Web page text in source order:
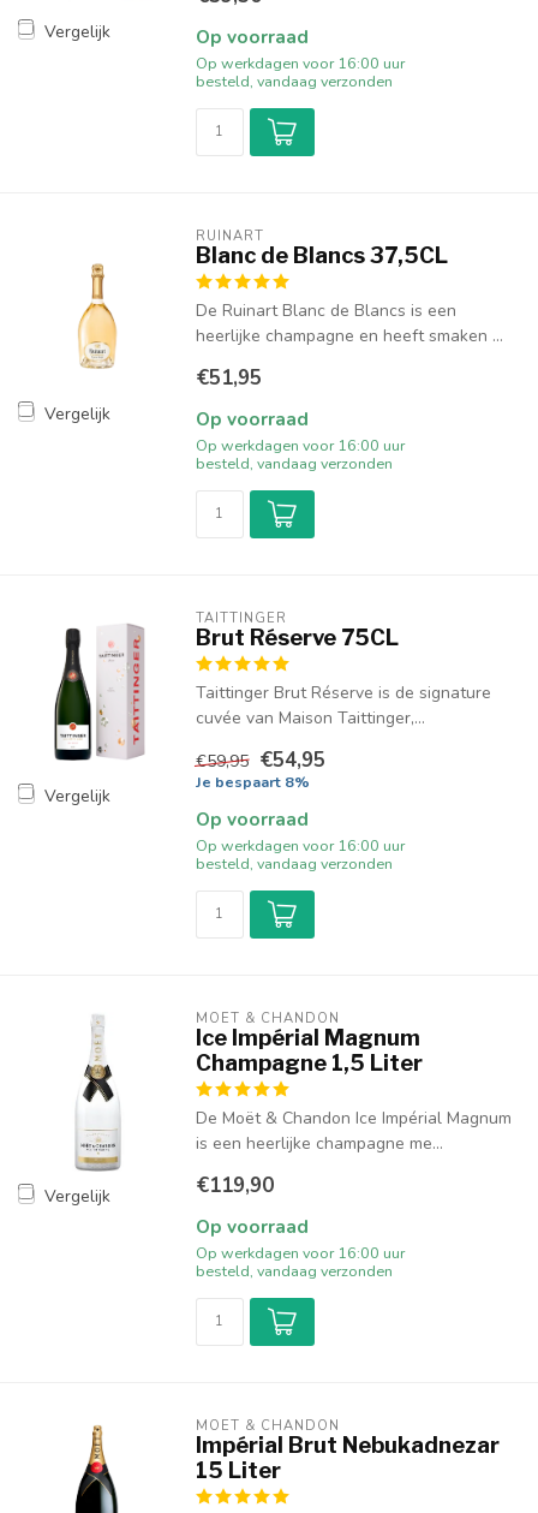
Vergelijk Op voorraad
Op werkdagen voor 16:00 uur
besteld, vandaag verzonden
Vergelijk
RUINART
Blanc de Blancs 37,5CL
De Ruinart Blanc de Blancs is een
heerlijke champagne en heeft smaken ...
€51,95
Op voorraad
Op werkdagen voor 16:00 uur
besteld, vandaag verzonden
Vergelijk
TAITTINGER
Brut Réserve 75CL
Taittinger Brut Réserve is de signature
cuvée van Maison Taittinger,...
€59,95 €54,95
Je bespaart 8%
Op voorraad
Op werkdagen voor 16:00 uur
besteld, vandaag verzonden
Vergelijk
MOËT & CHANDON
Ice Impérial Magnum
Champagne 1,5 Liter
De Moët & Chandon Ice Impérial Magnum
is een heerlijke champagne me...
€119,90
Op voorraad
Op werkdagen voor 16:00 uur
besteld, vandaag verzonden
MOËT & CHANDON
Impérial Brut Nebukadnezar
15 Liter